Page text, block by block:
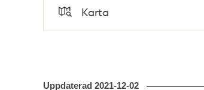
Tid
Typ
Karta
Uppdaterad 2021-12-02